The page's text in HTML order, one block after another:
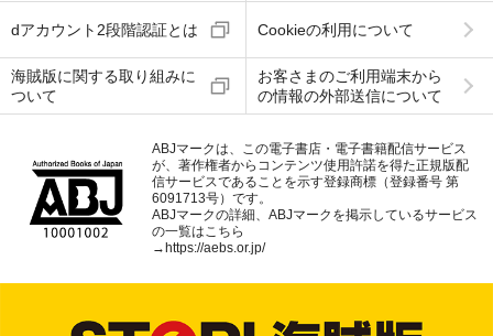
dアカウント2段階認証とは Cookieの利用について
海賊版に関する取り組みに
ついて
お客さまのご利用端末から
の情報の外部送信について
ABJマークは、この電子書店・電子書籍配信サービス
が、著作権者からコンテンツ使用許諾を得た正規版配
信サービスであることを示す登録商標（登録番号 第
6091713号）です。
ABJマークの詳細、ABJマークを掲示しているサービス
の一覧はこちら
→ https://aebs.or.jp/